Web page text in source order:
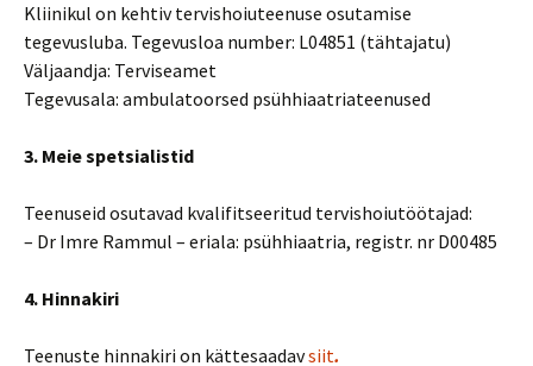
Kliinikul on kehtiv tervishoiuteenuse osutamise
tegevusluba. Tegevusloa number: L04851 (tähtajatu)
Väljaandja: Terviseamet
Tegevusala: ambulatoorsed psühhiaatriateenused
3. Meie spetsialistid
Teenuseid osutavad kvalifitseeritud tervishoiutöötajad:
– Dr Imre Rammul – eriala: psühhiaatria, registr. nr D00485
4. Hinnakiri
Teenuste hinnakiri on kättesaadavsiit.